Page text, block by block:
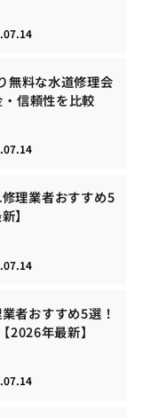
無料な水道修理会
信頼性を比較
理業者おすすめ5
】
者おすすめ5選！
2026年最新】